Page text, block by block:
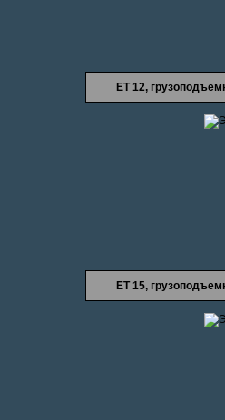
ЕТ 12,
ЕТ 15,